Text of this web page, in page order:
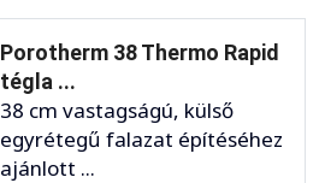
Porotherm 38 Thermo Rapid
tégla ...
38 cm vastagságú, külső
egyrétegű falazat építéséhez
ajánlott ...